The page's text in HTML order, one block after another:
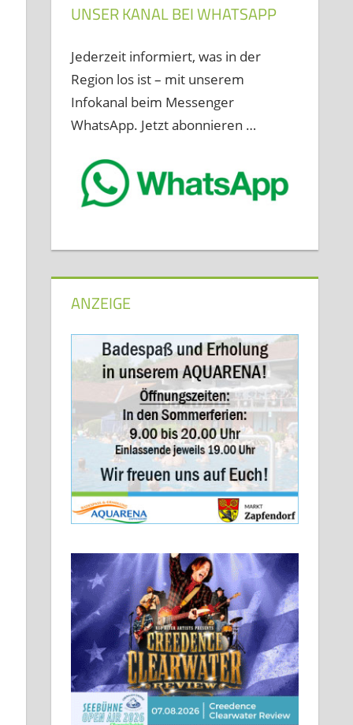
UNSER KANAL BEI WHATSAPP
Jederzeit informiert, was in der
Region los ist – mit unserem
Infokanal beim Messenger
WhatsApp. Jetzt abonnieren …
ANZEIGE